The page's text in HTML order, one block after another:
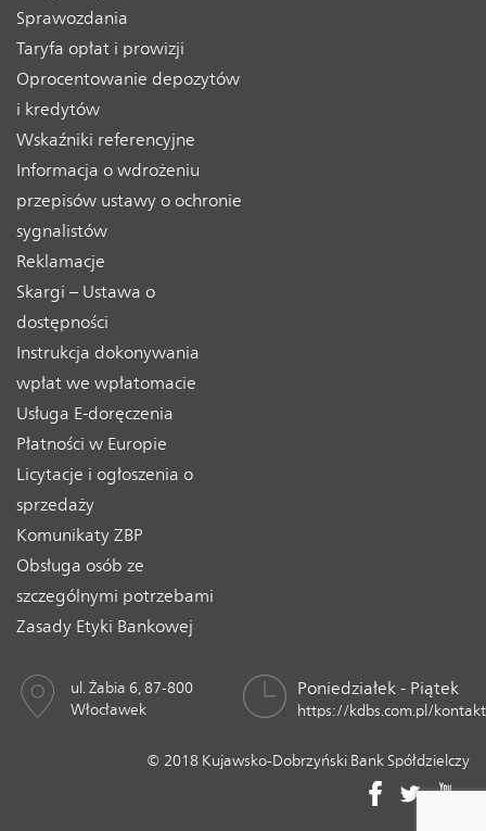
Sprawozdania
Taryfa opłat i prowizji
Oprocentowanie depozytów
i kredytów
Wskaźniki referencyjne
Informacja o wdrożeniu
przepisów ustawy o ochronie
sygnalistów
Reklamacje
Skargi – Ustawa o
dostępności
Instrukcja dokonywania
wpłat we wpłatomacie
Usługa E-doręczenia
Płatności w Europie
Licytacje i ogłoszenia o
sprzedaży
Komunikaty ZBP
Obsługa osób ze
szczególnymi potrzebami
Zasady Etyki Bankowej
ul. Żabia 6, 87-800
Włocławek
Poniedziałek - Piątek
https://kdbs.com.pl/
© 2018 Kujawsko-Dobrzyński Bank Spółdzielczy